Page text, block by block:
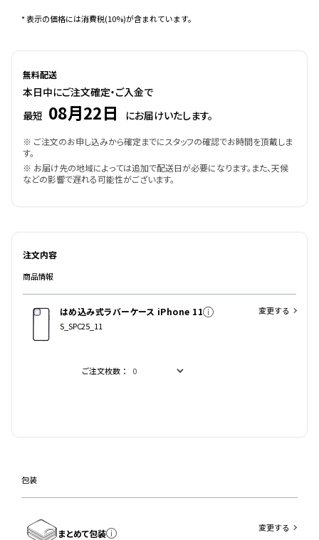
* 表示の価格には消費税(10%)が含まれています。
無料配送
本日中にご注文確定・ご入金で
最短 08月22日 にお届けいたします。
※ ご注文のお申し込みから確定までにスタッフの確認でお時間を頂戴しま
す。
※ お届け先の地域によっては追加で配送日が必要になります。また、天候
などの影響で遅れる可能性がございます。
注文内容
商品情報
はめ込み式ラバーケース iPhone 11
S_SPC25_11
ご注文枚数：
変更する
包装
まとめて包装 変更する